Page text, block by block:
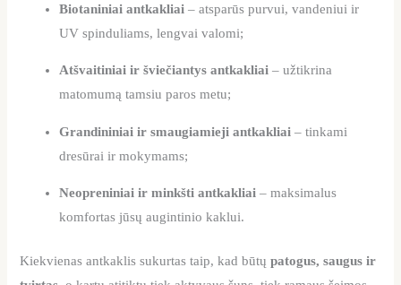
Biotaniniai antkakliai – atsparūs purvui, vandeniui ir
UV spinduliams, lengvai valomi;
Atšvaitiniai ir šviečiantys antkakliai – užtikrina
matomumą tamsiu paros metu;
Grandininiai ir smaugiamieji antkakliai – tinkami
dresūrai ir mokymams;
Neopreniniai ir minkšti antkakliai – maksimalus
komfortas jūsų augintinio kaklui.
Kiekvienas antkaklis sukurtas taip, kad būtųpatogus, saugus ir